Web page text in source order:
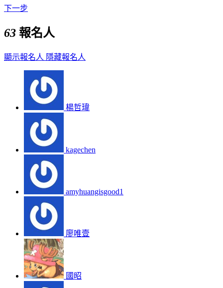
下一步
63 報名人
顯示報名人 隱藏報名人
楊哲瑋
kagechen
amyhuangisgood1
廖唯壹
國昭